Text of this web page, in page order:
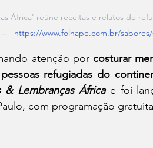
África' reúne receitas e relatos de
-- https://www.folhape.com.br/
atenção por costurar
refugiadas do
& Lembranças África e foi
com programação